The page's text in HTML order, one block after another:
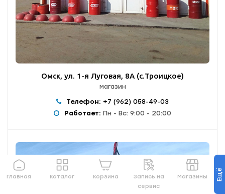
Омск, ул. 1-я Луговая, 8А (с.Троицкое)
магазин
Телефон: +7 (962) 058-49-03
Работает: Пн - Вс: 9:00 - 20:00
Главная Каталог Корзина
Запись на
сервис
Магазины Ещё